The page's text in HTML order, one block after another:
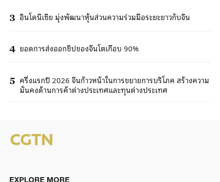
3 อินโดนีเซีย มุ่งพัฒนาหุ้นส่วนความร่วมมือระยะยาวกับจีน
4 ยอดการส่งออกชิปของจีนโตเกือบ 90%
5 ครึ่งแรกปี 2026 จีนก้าวหน้าในการขยายการบริโภค สร้างความ
มั่นคงด้านการค้าต่างประเทศและทุนต่างประเทศ
EXPLORE MORE